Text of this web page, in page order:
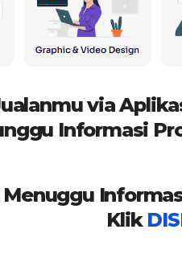
via
Informasi
Menuggu
Klik